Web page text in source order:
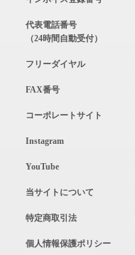
代表電話番号
（24時間自動受付）
フリーダイヤル
FAX番号
コーポレートサイト
Instagram
YouTube
当サイトについて
特定商取引法
個人情報保護ポリシー